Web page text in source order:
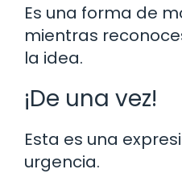
Es una forma de
mientras
la idea.
¡De una vez!
Esta es una
urgencia.